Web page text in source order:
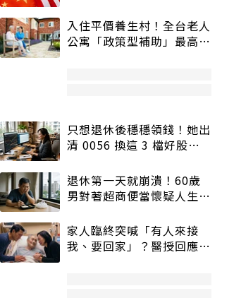
入住平價養生村！全台老人
公寓「政策型補助」最高打
只想退休後穩穩領錢！她出
清 0056 換這 3 檔好股：
退休第一天就崩潰！60歲
男對著超商便當懷疑人生
家人臨終突喊「有人來接
我、要回家」？醫授回應方